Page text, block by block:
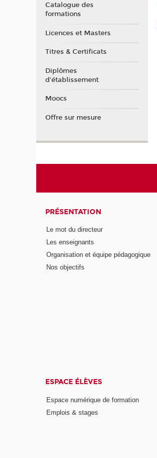
Catalogue des
formations
Licences et Masters
Titres & Certificats
Diplômes
d'établissement
Moocs
Offre sur mesure
PRÉSENTATION
Le mot du directeur
Les enseignants
Organisation et équipe pédagogique
Nos objectifs
ESPACE ÉLÈVES
Espace numérique de formation
Emplois & stages